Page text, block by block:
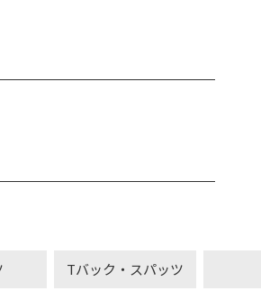
Tバック・スパッツ